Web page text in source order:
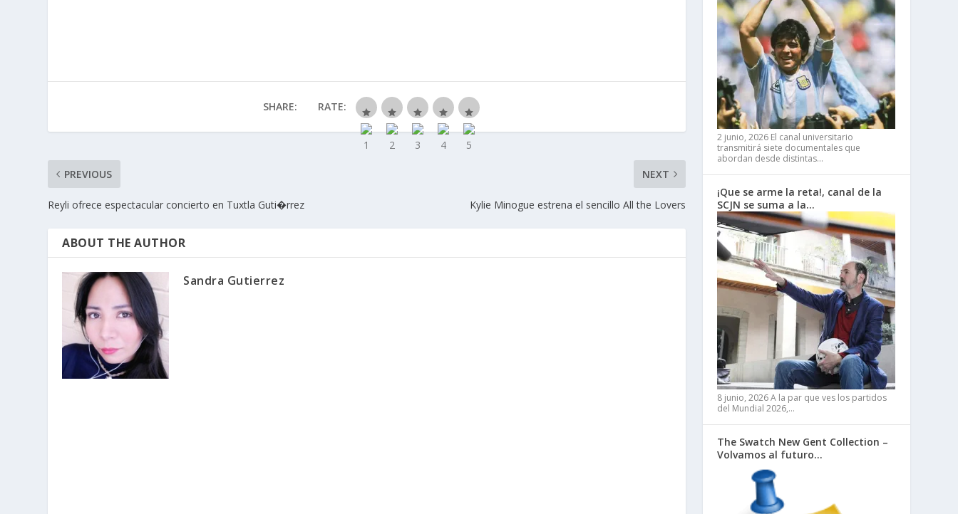
SHARE: RATE:
PREVIOUS
Reyli ofrece espectacular concierto en Tuxtla Guti�rrez
NEXT
Kylie Minogue estrena el sencillo All the Lovers
ABOUT THE AUTHOR
Sandra Gutierrez
2 junio, 2026 El canal universitario
transmitirá siete documentales que
abordan desde distintas…
¡Que se arme la reta!, canal de la
SCJN se suma a la…
8 junio, 2026A la par que ves los partidos
del Mundial 2026,…
The Swatch New Gent Collection –
Volvamos al futuro…